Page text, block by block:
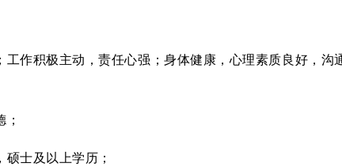
作积极主动，责任心强；身体健康，心理素质良好，沟
士及以上学历；